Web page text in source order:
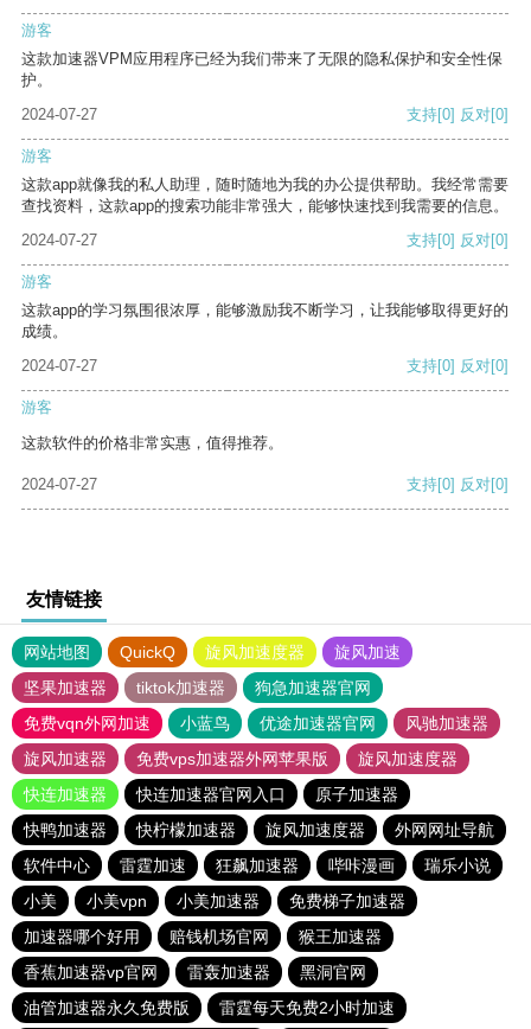
游客
这款加速器VPM应用程序已经为我们带来了无限的隐私保护和安全性保
护。
2024-07-27
支持[0] 反对[0]
游客
这款app就像我的私人助理，随时随地为我的办公提供帮助。我经常需要
查找资料，这款app的搜索功能非常强大，能够快速找到我需要的信息。
2024-07-27
支持[0] 反对[0]
游客
这款app的学习氛围很浓厚，能够激励我不断学习，让我能够取得更好的
成绩。
2024-07-27
支持[0] 反对[0]
游客
这款软件的价格非常实惠，值得推荐。
2024-07-27 支持[0] 反对[0]
友情链接
网站地图 QuickQ 旋风加速度器
旋风加速
坚果加速器
tiktok加速器
狗急加速器官网
免费vqn外网加速
小蓝鸟 优途加速器官网
风驰加速器
旋风加速器
免费vps加速器外网苹果版
旋风加速度器
快连加速器
快连加速器官网入口
原子加速器
快鸭加速器
快柠檬加速器 旋风加速度器
外网网址导航
软件中心
雷霆加速 狂飙加速器 哔咔漫画
瑞乐小说
小美
小美vpn 小美加速器
免费梯子加速器
加速器哪个好用
赔钱机场官网
猴王加速器
香蕉加速器vp官网
雷轰加速器
黑洞官网
油管加速器永久免费版
雷霆每天免费2小时加速